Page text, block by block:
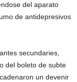
del aparato
de antidepresivos
secundaries,
del boleto de subte
un devenir